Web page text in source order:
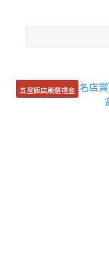
五星飯店嚴選禮盒